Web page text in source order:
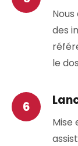
des
le
Mise